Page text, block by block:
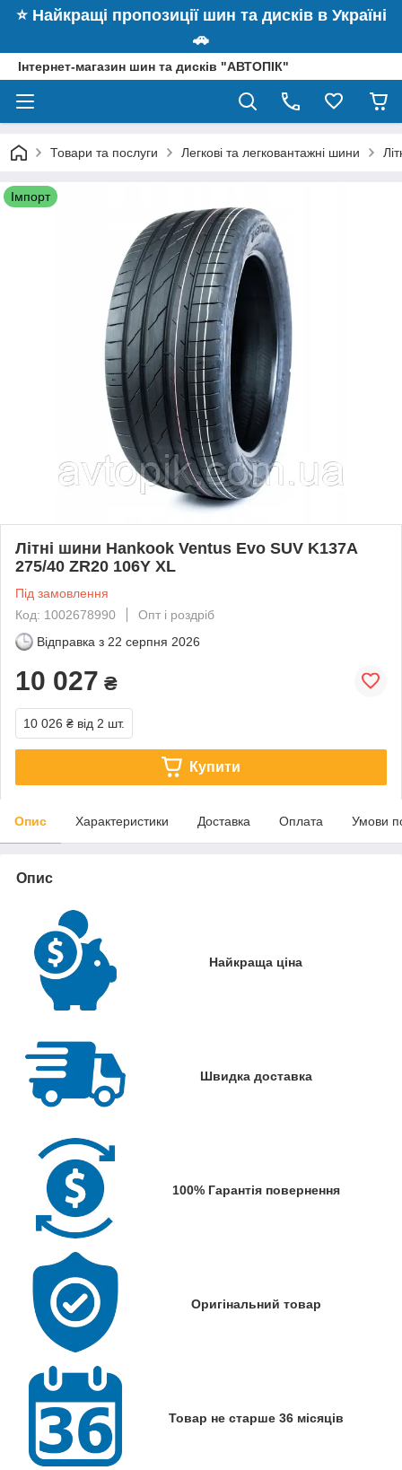
⭐️ Найкращі пропозиції шин та дисків в Україні
🚗
Інтернет-магазин шин та дисків "АВТОПІК"
Товари та послуги Легкові та легковантажні шини
Імпорт
Літні шини Hankook Ventus Evo SUV K137A
275/40 ZR20 106Y XL
Під замовлення
Код: 1002678990
Опт і роздріб
Відправка з 22 серпня 2026
10 027 ₴
10 026 ₴ від 2 шт.
Купити
Опис Характеристики Доставка Оплата Умови
Опис
Найкраща ціна
Швидка доставка
100% Гарантія повернення
Оригінальний товар
Товар не старше 36 місяців